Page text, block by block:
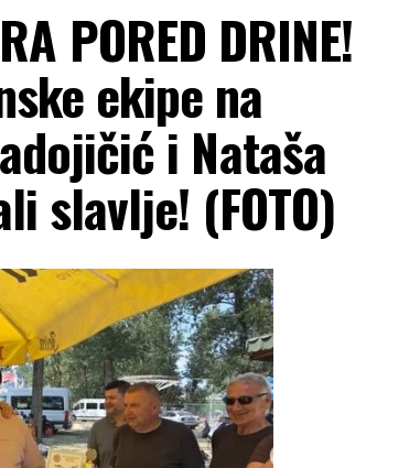
PORED DRINE!
ekipe na
i Nataša
slavlje! (FOTO)